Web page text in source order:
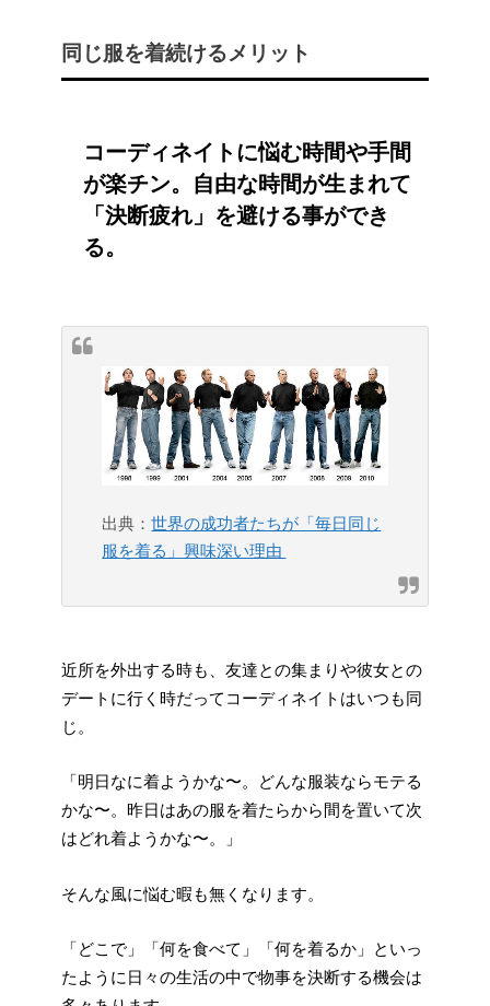
同じ服を着続けるメリット
コーディネイトに悩む時間や手間
が楽チン。自由な時間が生まれて
「決断疲れ」を避ける事ができ
る。
出典：世界の成功者たちが「毎日同じ
服を着る」興味深い理由
近所を外出する時も、友達との集まりや彼女との
デートに行く時だってコーディネイトはいつも同
じ。
「明日なに着ようかな〜。どんな服装ならモテる
かな〜。昨日はあの服を着たらから間を置いて次
はどれ着ようかな〜。」
そんな風に悩む暇も無くなります。
「どこで」「何を食べて」「何を着るか」といっ
たように日々の生活の中で物事を決断する機会は